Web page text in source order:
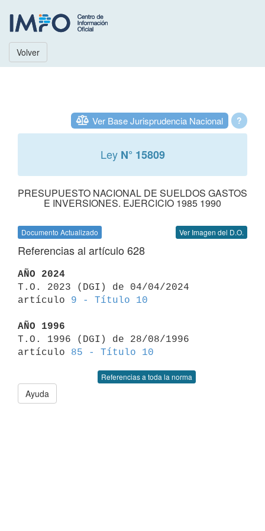
Volver
?
Ver Base Jurisprudencia Nacional
Ley N° 15809
PRESUPUESTO NACIONAL DE SUELDOS GASTOS
E INVERSIONES. EJERCICIO 1985 1990
Documento Actualizado Ver Imagen del D.O.
Referencias al artículo 628
AÑO 2024
T.O. 2023 (DGI) de 04/04/2024
artículo 9 - Título 10
AÑO 1996
T.O. 1996 (DGI) de 28/08/1996
artículo 85 - Título 10
Referencias a toda la norma
Ayuda